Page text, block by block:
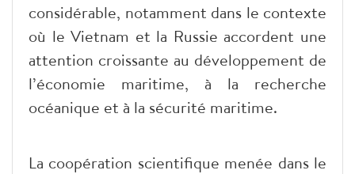
considérable, notamment dans le contexte
où le Vietnam et la Russie accordent une
attention croissante au développement de
l’économie maritime, à la recherche
océanique et à la sécurité maritime.
La coopération scientifique menée dans le